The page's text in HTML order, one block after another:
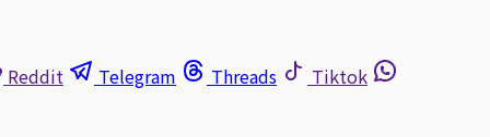
Reddit Telegram Threads Tiktok